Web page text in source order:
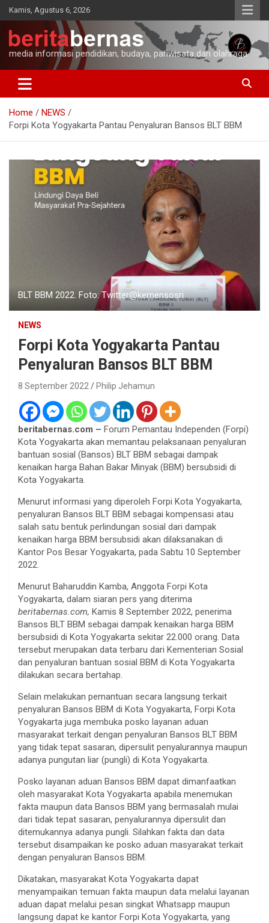
Skip
to
content
Kamis, Agustus 6, 2026
media informasi pendidikan, budaya, pariwisata dan olahraga
Home
NEWS
Forpi Kota Yogyakarta Pantau Penyaluran Bansos BLT BBM
BLT BBM 2022. Foto: Twitter@kemensosri
NEWS
Forpi Kota Yogyakarta Pantau
Penyaluran Bansos BLT BBM
8 September 2022 Philip Jehamun
beritabernas.com – Forum Pemantau Independen (Forpi)
Kota Yogyakarta akan memantau pelaksanaan penyaluran
bantuan sosial (Bansos) BLT BBM sebagai dampak
kenaikan harga Bahan Bakar Minyak (BBM) bersubsidi di
Kota Yogyakarta.
Menurut informasi yang diperoleh Forpi Kota Yogyakarta,
penyaluran Bansos BLT BBM sebagai kompensasi atau
salah satu bentuk perlindungan sosial dari dampak
kenaikan harga BBM bersubsidi akan dilaksanakan di
Kantor Pos Besar Yogyakarta, pada Sabtu 10 September
2022.
Menurut Baharuddin Kamba, Anggota Forpi Kota
Yogyakarta, dalam siaran pers yang diterima
beritabernas.com, Kamis 8 September 2022, penerima
Bansos BLT BBM sebagai dampak kenaikan harga BBM
bersubsidi di Kota Yogyakarta sekitar 22.000 orang. Data
tersebut merupakan data terbaru dari Kementerian Sosial
dan penyaluran bantuan sosial BBM di Kota Yogyakarta
dilakukan secara bertahap.
Selain melakukan pemantuan secara langsung terkait
penyaluran Bansos BBM di Kota Yogyakarta, Forpi Kota
Yogyakarta juga membuka posko layanan aduan
masyarakat terkait dengan penyaluran Bansos BLT BBM
yang tidak tepat sasaran, dipersulit penyalurannya maupun
adanya pungutan liar (pungli) di Kota Yogyakarta.
Posko layanan aduan Bansos BBM dapat dimanfaatkan
oleh masyarakat Kota Yogyakarta apabila menemukan
fakta maupun data Bansos BBM yang bermasalah mulai
dari tidak tepat sasaran, penyalurannya dipersulit dan
ditemukannya adanya pungli. Silahkan fakta dan data
tersebut disampaikan ke posko aduan masyarakat terkait
dengan penyaluran Bansos BBM.
Dikatakan, masyarakat Kota Yogyakarta dapat
menyampaikan temuan fakta maupun data melalui layanan
aduan dapat melalui pesan singkat Whatsapp maupun
langsung dapat ke kantor Forpi Kota Yogyakarta, yang